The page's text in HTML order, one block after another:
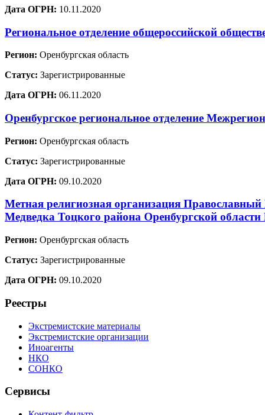
Дата ОГРН: 10.11.2020
Региональное отделение общероссийской
Регион: Оренбургская область
Статус: Зарегистрированные
Дата ОГРН: 06.11.2020
Оренбургское региональное отделение
Регион: Оренбургская область
Статус: Зарегистрированные
Дата ОГРН: 09.10.2020
Метная религиозная организация
Медведка Тоцкого района Оренбургской
Регион: Оренбургская область
Статус: Зарегистрированные
Дата ОГРН: 09.10.2020
Реестры
Экстремистские материалы
Экстремистские организации
Иноагенты
НКО
СОНКО
Сервисы